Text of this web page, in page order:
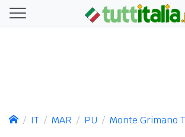
IT MAR PU Monte Grimano